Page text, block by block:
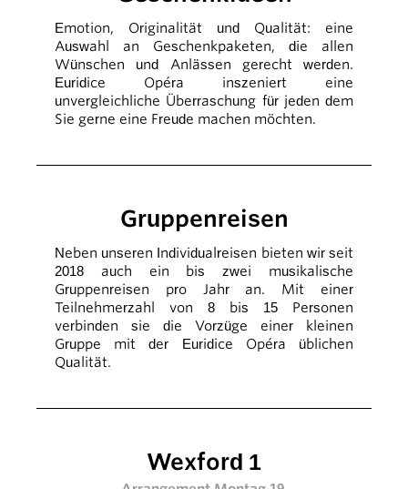
Emotion, Originalität und Qualität: eine
Auswahl an Geschenkpaketen, die allen
Wünschen und Anlässen gerecht werden.
Euridice Opéra inszeniert eine
unvergleichliche Überraschung für jeden dem
Sie gerne eine Freude machen möchten.
Gruppenreisen
Neben unseren Individualreisen bieten wir seit
2018 auch ein bis zwei musikalische
Gruppenreisen pro Jahr an. Mit einer
Teilnehmerzahl von 8 bis 15 Personen
verbinden sie die Vorzüge einer kleinen
Gruppe mit der Euridice Opéra üblichen
Qualität.
Wexford 1